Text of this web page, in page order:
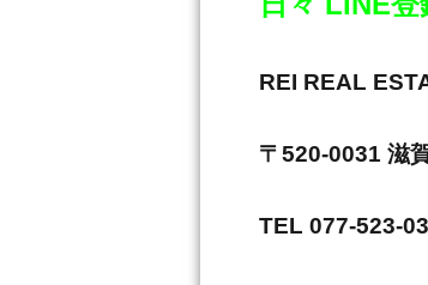
REI REAL
〒520-0031 滋
TEL 077-523-